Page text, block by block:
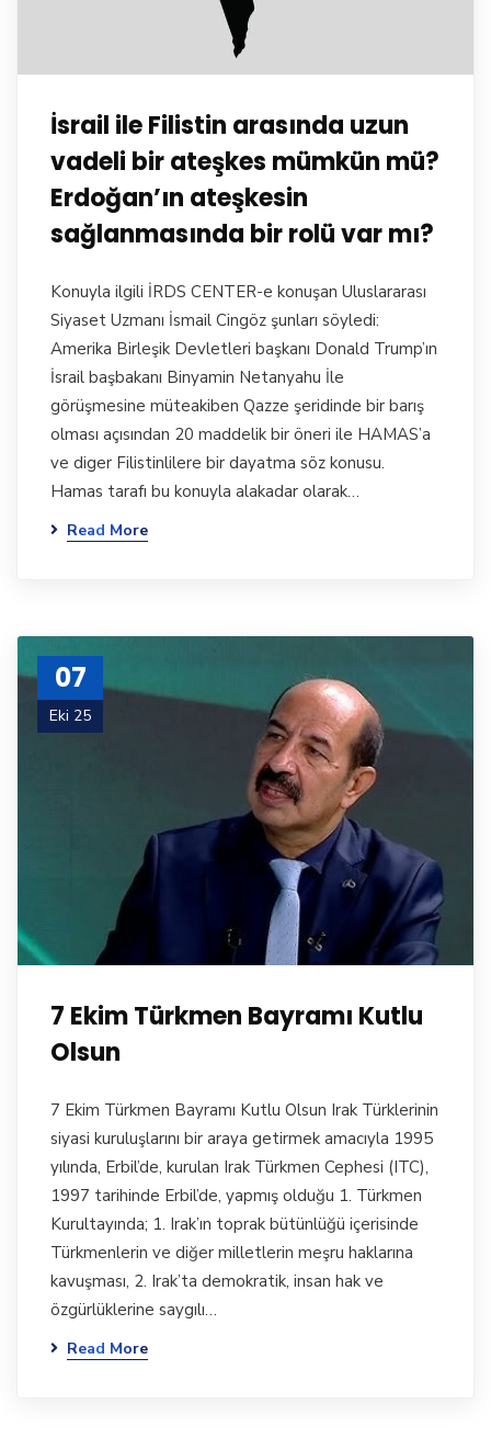
İsrail ile Filistin arasında uzun
vadeli bir ateşkes mümkün mü?
Erdoğan’ın ateşkesin
sağlanmasında bir rolü var mı?
Konuyla ilgili İRDS CENTER-e konuşan Uluslararası
Siyaset Uzmanı İsmail Cingöz şunları söyledi:
Amerika Birleşik Devletleri başkanı Donald Trump’ın
İsrail başbakanı Binyamin Netanyahu İle
görüşmesine müteakiben Qazze şeridinde bir barış
olması açısından 20 maddelik bir öneri ile HAMAS’a
ve diger Filistinlilere bir dayatma söz konusu.
Hamas tarafı bu konuyla alakadar olarak…
Read More
07
Eki 25
7 Ekim Türkmen Bayramı Kutlu
Olsun
7 Ekim Türkmen Bayramı Kutlu Olsun Irak Türklerinin
siyasi kuruluşlarını bir araya getirmek amacıyla 1995
yılında, Erbil’de, kurulan Irak Türkmen Cephesi (ITC),
1997 tarihinde Erbil’de, yapmış olduğu 1. Türkmen
Kurultayında; 1. Irak’ın toprak bütünlüğü içerisinde
Türkmenlerin ve diğer milletlerin meşru haklarına
kavuşması, 2. Irak’ta demokratik, insan hak ve
özgürlüklerine saygılı…
Read More